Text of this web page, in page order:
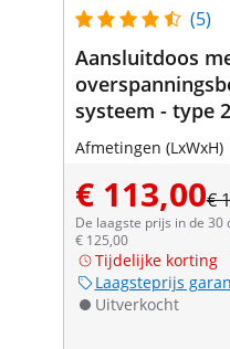
(5)
Aansluitdoos
systeem - type
uitgangen - 600
Afmetingen (LxWxH)
€ 113,00€
De laagste prijs in de 30
€ 125,00
Tijdelijke korting
Laagsteprijs
Uitverkocht